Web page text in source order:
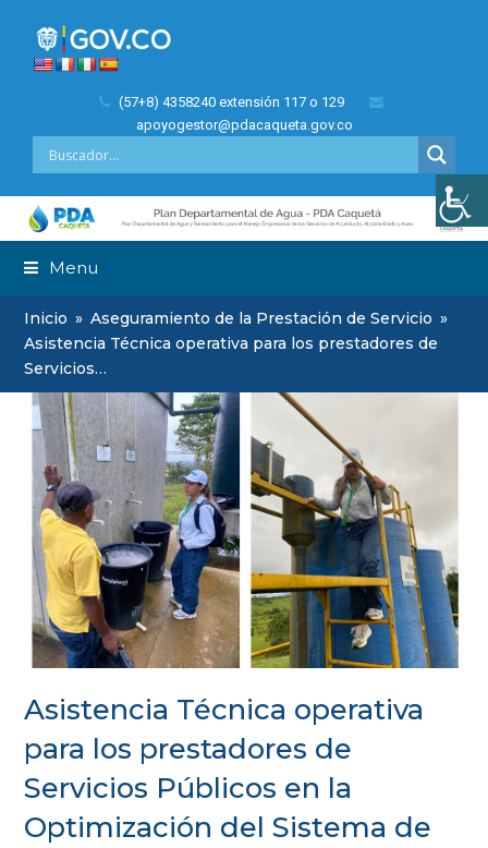
(57+8) 4358240 extensión 117 o 129
apoyogestor@pdacaqueta.gov.co
Menu
Inicio » Aseguramiento de la Prestación de Servicio »
Asistencia Técnica operativa para los prestadores de
Servicios…
Asistencia Técnica operativa
para los prestadores de
Servicios Públicos en la
Optimización del Sistema de